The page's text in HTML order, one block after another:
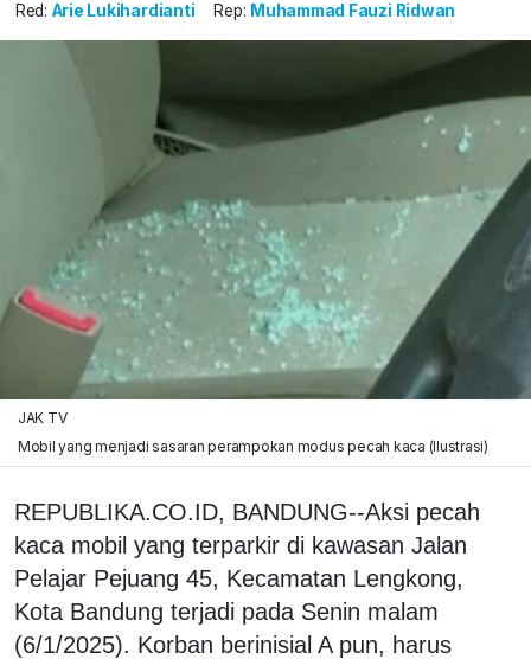
Red: Arie Lukihardianti Rep: Muhammad Fauzi Ridwan
JAK TV
Mobil yang menjadi sasaran perampokan modus pecah kaca (Ilustrasi)
REPUBLIKA.CO.ID, BANDUNG--Aksi pecah
kaca mobil yang terparkir di kawasan Jalan
Pelajar Pejuang 45, Kecamatan Lengkong,
Kota Bandung terjadi pada Senin malam
(6/1/2025). Korban berinisial A pun, harus